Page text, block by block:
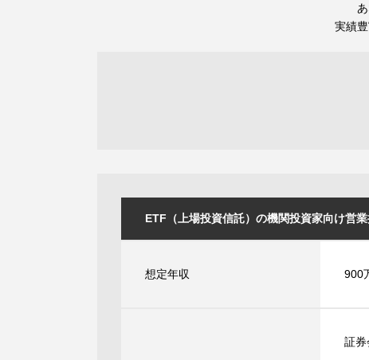
実績
ETF（上場投資信託）の機関投資家向け営
想定年収 900
証券